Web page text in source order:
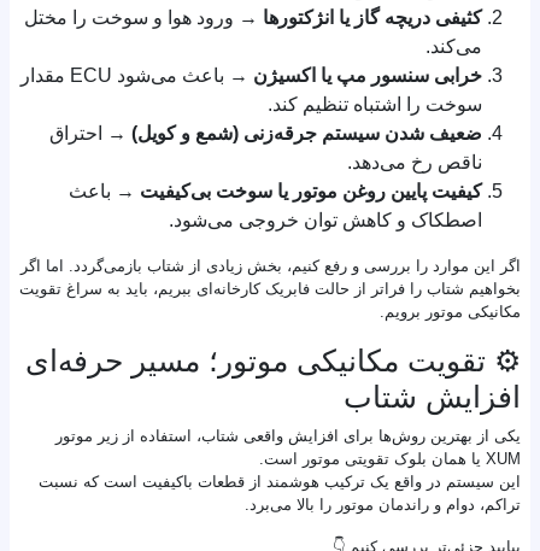
کثیفی دریچه گاز یا انژکتورها → ورود هوا و سوخت را مختل
می‌کند.
خرابی سنسور مپ یا اکسیژن
→ باعث می‌شود ECU مقدار
سوخت را اشتباه تنظیم کند.
ضعیف شدن سیستم جرقه‌زنی (شمع و کویل) → احتراق
ناقص رخ می‌دهد.
کیفیت پایین روغن موتور یا سوخت بی‌کیفیت → باعث
اصطکاک و کاهش توان خروجی می‌شود.
اگر این موارد را بررسی و رفع کنیم، بخش زیادی از شتاب بازمی‌گردد. اما اگر
بخواهیم شتاب را فراتر از حالت فابریک کارخانه‌ای ببریم، باید به سراغ تقویت
مکانیکی موتور برویم.
⚙️ تقویت مکانیکی موتور؛ مسیر حرفه‌ای
افزایش شتاب
یکی از بهترین روش‌ها برای افزایش واقعی شتاب، استفاده از زیر موتور
XUM یا همان بلوک تقویتی موتور است.
این سیستم در واقع یک ترکیب هوشمند از قطعات باکیفیت است که نسبت
تراکم، دوام و راندمان موتور را بالا می‌برد.
بیایید جزئی‌تر بررسی کنیم 👇